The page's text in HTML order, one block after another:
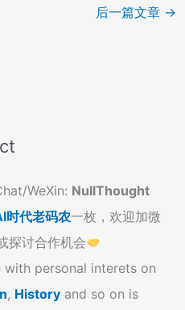
后一篇文章 →
WeXin: NullThought
时代老码农一枚，欢迎加微
探讨合作机会
with personal interets on
, History and so on is